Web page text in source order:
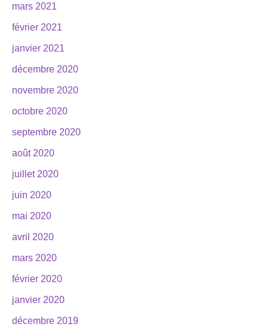
mars 2021
février 2021
janvier 2021
décembre 2020
novembre 2020
octobre 2020
septembre 2020
août 2020
juillet 2020
juin 2020
mai 2020
avril 2020
mars 2020
février 2020
janvier 2020
décembre 2019